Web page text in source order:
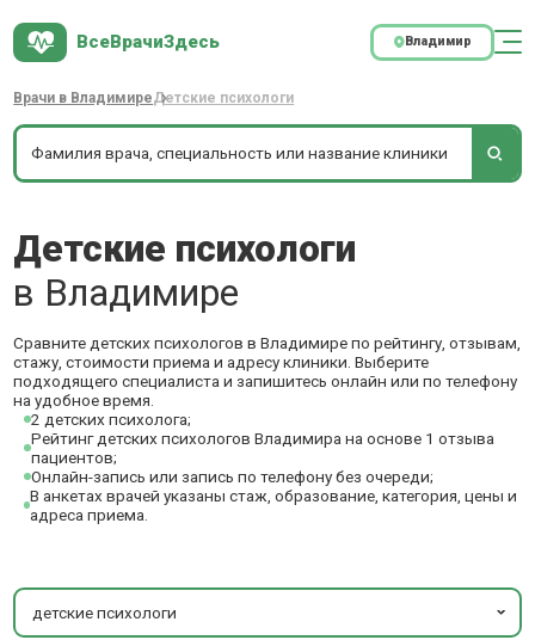
ВсеВрачиЗдесь Владимир
Врачи в ВладимиреДетские психологи
Детские психологи
в Владимире
Сравните детских психологов в Владимире по рейтингу, отзывам,
стажу, стоимости приема и адресу клиники. Выберите
подходящего специалиста и запишитесь онлайн или по телефону
на удобное время.
2 детских психолога;
Рейтинг детских психологов Владимира на основе 1 отзыва
пациентов;
Онлайн-запись или запись по телефону без очереди;
В анкетах врачей указаны стаж, образование, категория, цены и
адреса приема.
детские психологи